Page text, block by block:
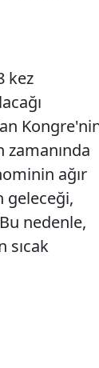
kez
ağır
geleceği,
nedenle,
sıcak